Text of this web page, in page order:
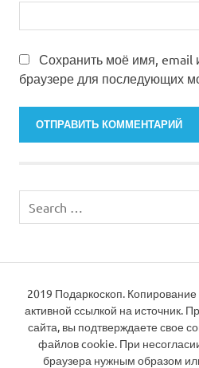
Сохранить моё имя, email
браузере для последующих
2019 Подаркоскоп.
активной ссылкой на источник.
сайта, вы подтверждаете свое
файлов cookie. При
браузера нужным образом